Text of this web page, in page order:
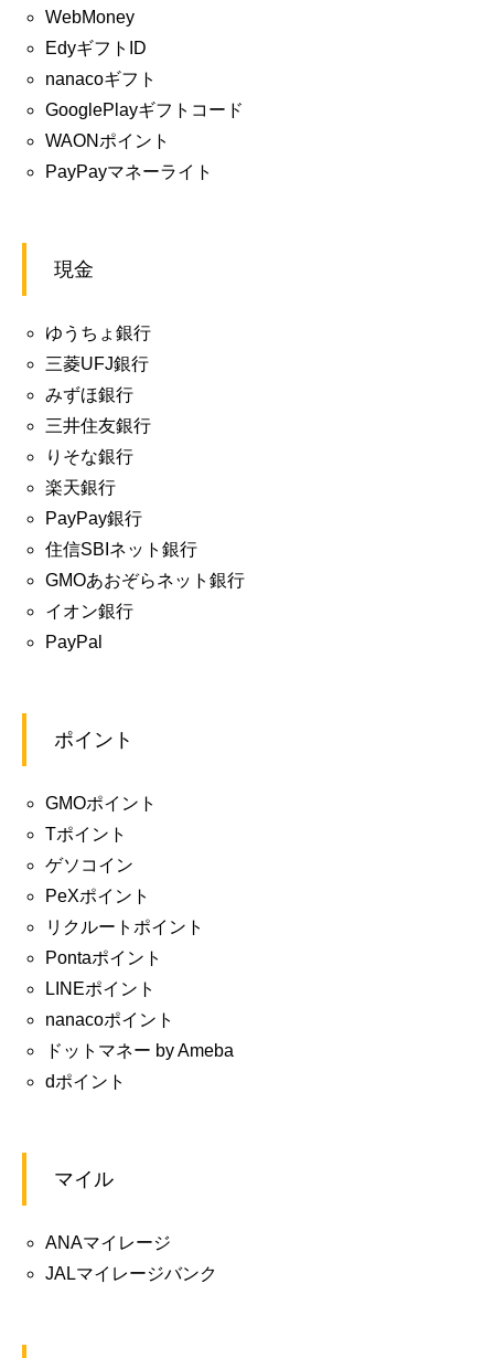
WebMoney
EdyギフトID
nanacoギフト
GooglePlayギフトコード
WAONポイント
PayPayマネーライト
現金
ゆうちょ銀行
三菱UFJ銀行
みずほ銀行
三井住友銀行
りそな銀行
楽天銀行
PayPay銀行
住信SBIネット銀行
GMOあおぞらネット銀行
イオン銀行
PayPal
ポイント
GMOポイント
Tポイント
ゲソコイン
PeXポイント
リクルートポイント
Pontaポイント
LINEポイント
nanacoポイント
ドットマネー by Ameba
dポイント
マイル
ANAマイレージ
JALマイレージバンク